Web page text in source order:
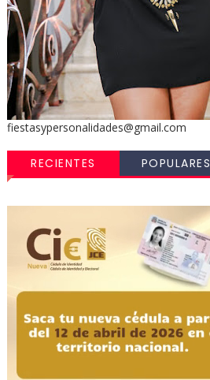
fiestasypersonalidades@gmail.com
RECIENTES POPULARES